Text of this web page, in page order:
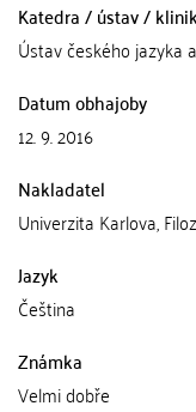
Katedra / ústav /
Ústav českého jazyka
Datum obhajoby
12. 9. 2016
Nakladatel
Univerzita Karlova,
Jazyk
Čeština
Známka
Velmi dobře